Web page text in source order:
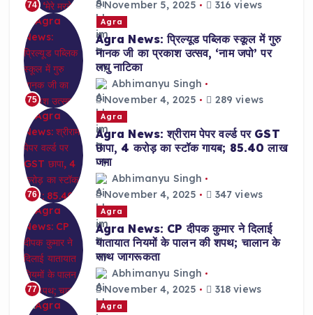
74 November 5, 2025 316 views
75
Agra
Agra News: प्रिल्यूड पब्लिक स्कूल में गुरु
नानक जी का प्रकाश उत्सव, ‘नाम जपो’ पर
लघु नाटिका
Abhimanyu Singh
November 4, 2025
289 views
76
Agra
Agra News: श्रीराम पेपर वर्ल्ड पर GST
छापा, 4 करोड़ का स्टॉक गायब; 85.40 लाख
जमा
Abhimanyu Singh
November 4, 2025
347 views
77
Agra
Agra News: CP दीपक कुमार ने दिलाई
यातायात नियमों के पालन की शपथ; चालान के
साथ जागरूकता
Abhimanyu Singh
November 4, 2025
318 views
Agra